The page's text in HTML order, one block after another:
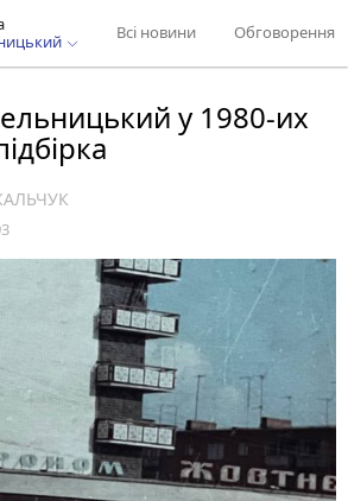
Всі новини Обговорення
у 1980-их